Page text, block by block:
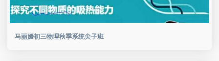
马丽媛初三物理秋季系统尖子班